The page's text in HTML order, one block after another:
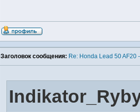
Заголовок сообщения: Re: Honda Lead 50